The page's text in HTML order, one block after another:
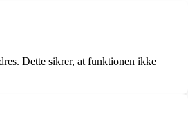
Dette sikrer, at funktionen ikke